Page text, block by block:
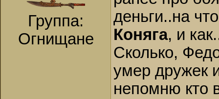
Группа:
Огнищане
деньги..на
Коняга, и
Сколько,
умер дружек
непомню кто